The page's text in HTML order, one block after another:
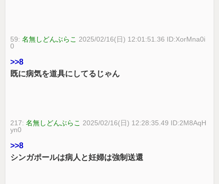
59:名無しどんぶらこ 2025/02/16(日) 12:01:51.36 ID:XorMna0i
0
>>8
既に病気を道具にしてるじゃん
217:名無しどんぶらこ 2025/02/16(日) 12:28:35.49 ID:2M8AqH
yn0
>>8
シンガポールは病人と妊婦は強制送還